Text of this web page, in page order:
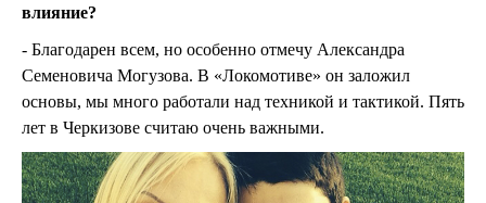
влияние?
- Благодарен всем, но особенно отмечу Александра
Семеновича Могузова. В «Локомотиве» он заложил
основы, мы много работали над техникой и тактикой. Пять
лет в Черкизове считаю очень важными.